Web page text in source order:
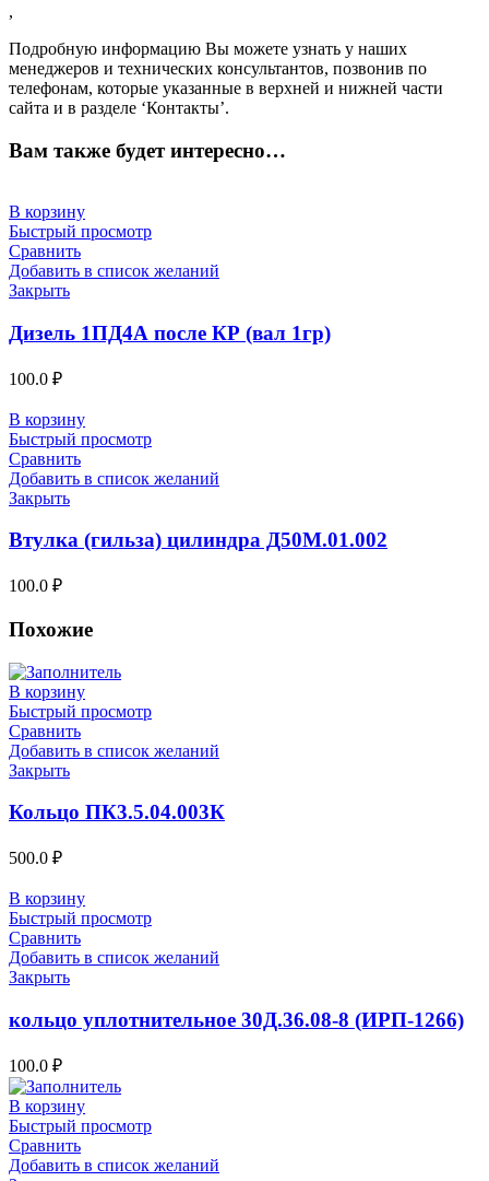
,
Подробную информацию Вы можете узнать у наших
менеджеров и технических консультантов, позвонив по
телефонам, которые указанные в верхней и нижней части
сайта и в разделе ‘Контакты’.
Вам также будет интересно…
В корзину
Быстрый просмотр
Сравнить
Добавить в список желаний
Закрыть
Дизель 1ПД4А после КР (вал 1гр)
100.0 ₽
В корзину
Быстрый просмотр
Сравнить
Добавить в список желаний
Закрыть
Втулка (гильза) цилиндра Д50М.01.002
100.0 ₽
Похожие
В корзину
Быстрый просмотр
Сравнить
Добавить в список желаний
Закрыть
Кольцо ПК3.5.04.003К
500.0 ₽
В корзину
Быстрый просмотр
Сравнить
Добавить в список желаний
Закрыть
кольцо уплотнительное 30Д.36.08-8 (ИРП-1266)
100.0 ₽
В корзину
Быстрый просмотр
Сравнить
Добавить в список желаний